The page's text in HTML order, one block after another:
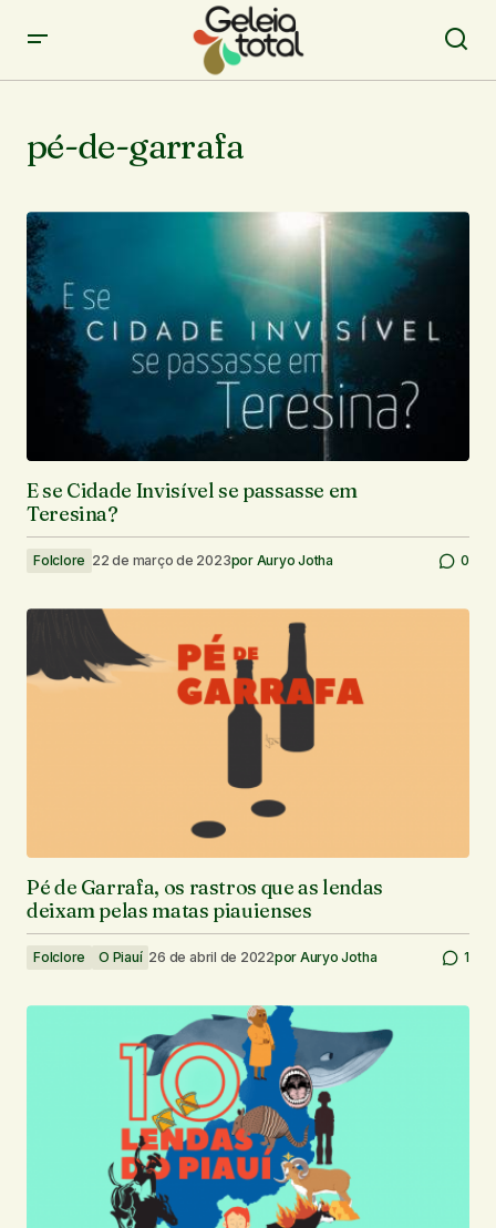
pé-de-garrafa
E se Cidade Invisível se passasse em
Teresina?
Folclore 22 de março de 2023por Auryo Jotha 0
Pé de Garrafa, os rastros que as lendas
deixam pelas matas piauienses
Folclore O Piauí 26 de abril de 2022por Auryo Jotha 1